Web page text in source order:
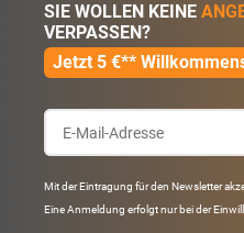
SIE WOLLEN KEINE
VERPASSEN?
Jetzt 5 €**
Mit der Eintragung für den Newsletter
Eine Anmeldung erfolgt nur bei der